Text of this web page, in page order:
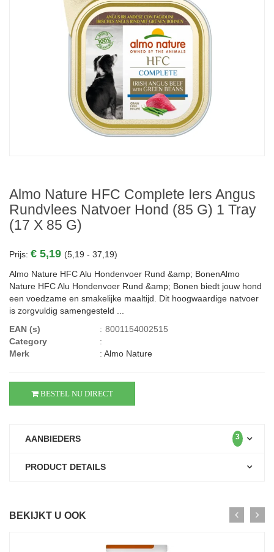
Almo Nature HFC Complete Iers Angus
Rundvlees Natvoer Hond (85 G) 1 Tray
(17 X 85 G)
Prijs: € 5,19 (5,19 - 37,19)
Almo Nature HFC Alu Hondenvoer Rund &amp; BonenAlmo
Nature HFC Alu Hondenvoer Rund &amp; Bonen biedt jouw hond
een voedzame en smakelijke maaltijd. Dit hoogwaardige natvoer
is zorgvuldig samengesteld ...
EAN (s)
: 8001154002515
Category
:
Merk
: Almo Nature
BESTEL NU DIRECT
AANBIEDERS 3
PRODUCT DETAILS
BEKIJKT U OOK